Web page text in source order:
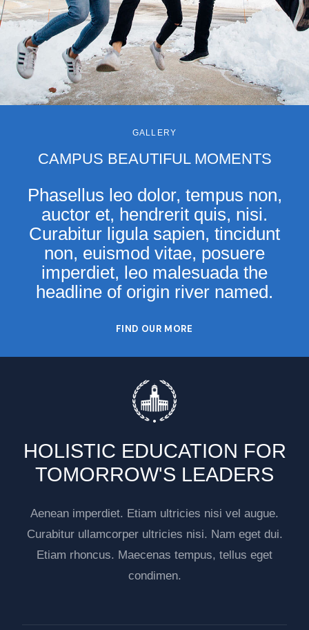
GALLERY
CAMPUS BEAUTIFUL MOMENTS
Phasellus leo dolor, tempus non,
auctor et, hendrerit quis, nisi.
Curabitur ligula sapien, tincidunt
non, euismod vitae, posuere
imperdiet, leo malesuada the
headline of origin river named.
FIND OUR MORE
HOLISTIC EDUCATION FOR
TOMORROW'S LEADERS
Aenean imperdiet. Etiam ultricies nisi vel augue.
Curabitur ullamcorper ultricies nisi. Nam eget dui.
Etiam rhoncus. Maecenas tempus, tellus eget
condimen.